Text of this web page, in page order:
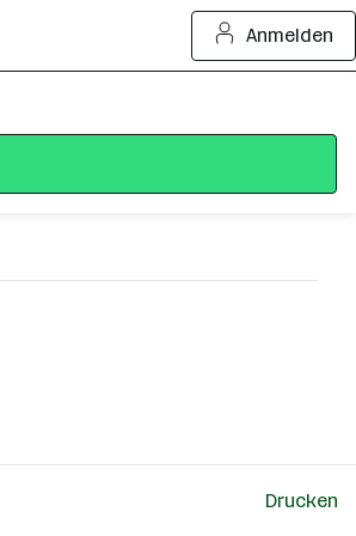
Anmelden
Drucken